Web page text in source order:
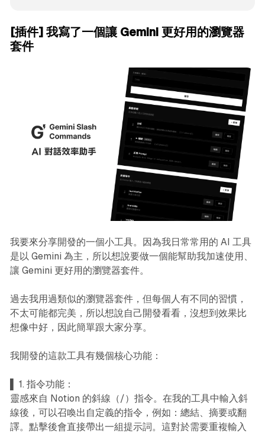
[插件] 我寫了一個讓 Gemini 更好用的瀏覽器
套件
我要來分享開發的一個小工具。因為我日常常用的 AI 工具
是以 Gemini 為主，所以想說要做一個能幫助我加速使用、
讓 Gemini 更好用的瀏覽器套件。
過去我用過類似的瀏覽器套件，但每個人有不同的習慣，
不太可能都完美，所以想說自己開發看看，沒想到效果比
想像中好，因此簡單跟大家分享。
我開發的這款工具有幾個核心功能：
▌ 1. 指令功能：
靈感來自 Notion 的斜線（/）指令。在我的工具中輸入斜
線後，可以召喚出自定義的指令，例如：總結、摘要或翻
譯。點擊後會直接帶出一組提示詞。這對於需要重複輸入